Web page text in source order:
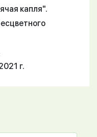
капля".
г.